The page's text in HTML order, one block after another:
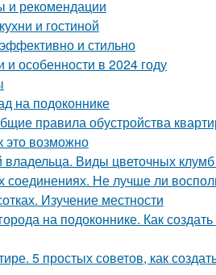
и рекомендации
и гостиной
и стильно
особенности в 2024 году
на подоконнике
правила обустройства
это возможно
Виды цветочных
Не лучше ли
Изучение местности
на подоконнике. Как
5 простых советов, как